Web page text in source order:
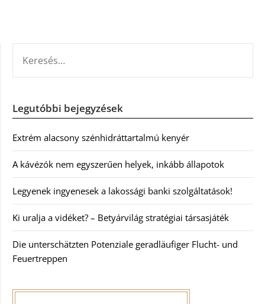
Legutóbbi bejegyzések
Extrém alacsony szénhidráttartalmú kenyér
A kávézók nem egyszerűen helyek, inkább állapotok
Legyenek ingyenesek a lakossági banki szolgáltatások!
Ki uralja a vidéket? – Betyárvilág stratégiai társasjáték
Die unterschätzten Potenziale geradläufiger Flucht- und
Feuertreppen